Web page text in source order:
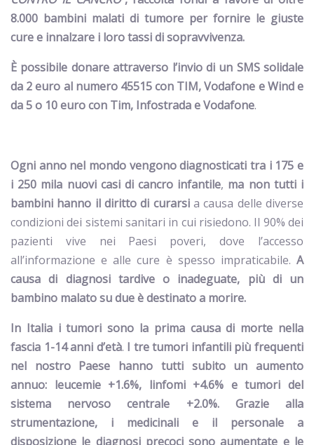
8.000 bambini malati di tumore per fornire le giuste
cure e innalzare i loro tassi di sopravvivenza.
È possibile donare attraverso l’invio di un SMS solidale
da 2 euro al numero 45515 con TIM, Vodafone e Wind e
da 5 o 10 euro con Tim, Infostrada e Vodafone.
Ogni anno nel mondo vengono diagnosticati tra i 175 e
i 250 mila nuovi casi di cancro infantile, ma non tutti i
bambini hanno il diritto di curarsia causa delle diverse
condizioni dei sistemi sanitari in cui risiedono. Il 90% dei
pazienti vive nei Paesi poveri, dove l’accesso
all’informazione e alle cure è spesso impraticabile. A
causa di diagnosi tardive o inadeguate, più di un
bambino malato su due è destinato a morire.
In Italia i tumori sono la prima causa di morte nella
fascia 1-14 anni d’età. I tre tumori infantili più frequenti
nel nostro Paese hanno tutti subito un aumento
annuo: leucemie +1.6%, linfomi +4.6% e tumori del
sistema nervoso centrale +2.0%.
Grazie alla
strumentazione, i medicinali e il personale a
disposizione le diagnosi precoci sono aumentate e le